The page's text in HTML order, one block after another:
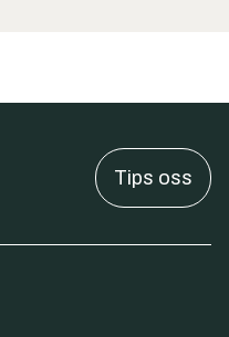
Tips oss